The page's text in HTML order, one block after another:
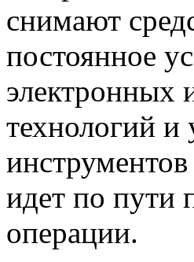
снимают
постоянное
электронных
технологий и
идет по пути
операции.